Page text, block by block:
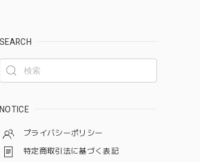
SEARCH
NOTICE
プライバシーポリシー
特定商取引法に基づく表記